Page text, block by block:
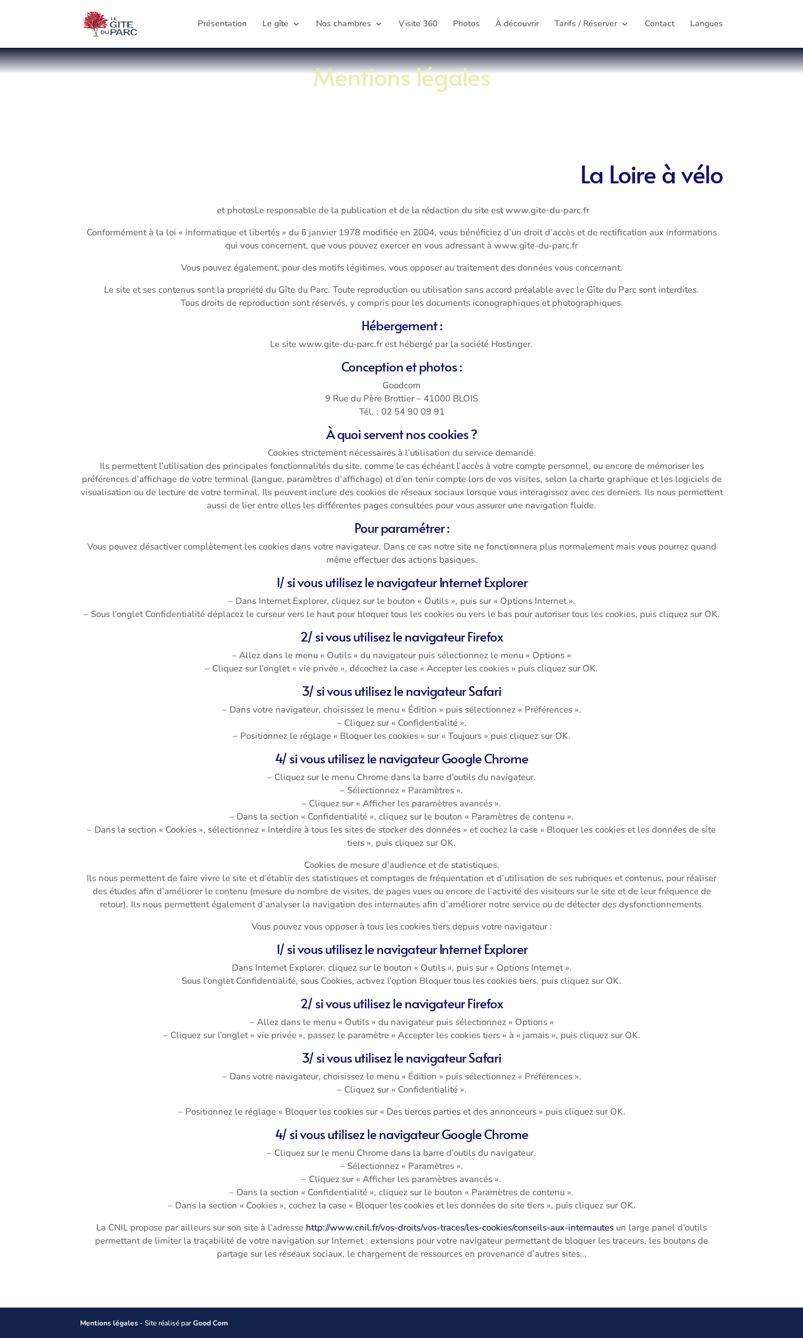
Présentation Le gîte Nos chambres Visite 360 Photos À découvrir Tarifs / Réserver Contact Langues
Mentions légales
La Loire à vélo
et photosLe responsable de la publication et de la rédaction du site est www.gite-du-parc.fr
Conformément à la loi « informatique et libertés » du 6 janvier 1978 modifiée en 2004, vous bénéficiez d’un droit d’accès et de rectification aux informations
qui vous concernent, que vous pouvez exercer en vous adressant à www.gite-du-parc.fr
Vous pouvez également, pour des motifs légitimes, vous opposer au traitement des données vous concernant.
Le site et ses contenus sont la propriété du Gîte du Parc. Toute reproduction ou utilisation sans accord préalable avec le Gîte du Parc sont interdites.
Tous droits de reproduction sont réservés, y compris pour les documents iconographiques et photographiques.
Hébergement :
Le site www.gite-du-parc.fr est hébergé par la société Hostinger.
Conception et photos :
Goodcom
9 Rue du Père Brottier – 41000 BLOIS
Tél. : 02 54 90 09 91
À quoi servent nos cookies ?
Cookies strictement nécessaires à l’utilisation du service demandé.
Ils permettent l’utilisation des principales fonctionnalités du site, comme le cas échéant l’accès à votre compte personnel, ou encore de mémoriser les
préférences d’affichage de votre terminal (langue, paramètres d’affichage) et d’en tenir compte lors de vos visites, selon la charte graphique et les logiciels de
visualisation ou de lecture de votre terminal. Ils peuvent inclure des cookies de réseaux sociaux lorsque vous interagissez avec ces derniers. Ils nous permettent
aussi de lier entre elles les différentes pages consultées pour vous assurer une navigation fluide.
Pour paramétrer :
Vous pouvez désactiver complètement les cookies dans votre navigateur. Dans ce cas notre site ne fonctionnera plus normalement mais vous pourrez quand
même effectuer des actions basiques.
1/ si vous utilisez le navigateur Internet Explorer
– Dans Internet Explorer, cliquez sur le bouton « Outils », puis sur « Options Internet ».
– Sous l’onglet Confidentialité déplacez le curseur vers le haut pour bloquer tous les cookies ou vers le bas pour autoriser tous les cookies, puis cliquez sur OK.
2/ si vous utilisez le navigateur Firefox
– Allez dans le menu « Outils » du navigateur puis sélectionnez le menu « Options »
– Cliquez sur l’onglet « vie privée », décochez la case « Accepter les cookies » puis cliquez sur OK.
3/ si vous utilisez le navigateur Safari
– Dans votre navigateur, choisissez le menu « Édition » puis sélectionnez « Préférences ».
– Cliquez sur « Confidentialité ».
– Positionnez le réglage « Bloquer les cookies » sur « Toujours » puis cliquez sur OK.
4/ si vous utilisez le navigateur Google Chrome
– Cliquez sur le menu Chrome dans la barre d’outils du navigateur.
– Sélectionnez « Paramètres ».
– Cliquez sur « Afficher les paramètres avancés ».
– Dans la section « Confidentialité », cliquez sur le bouton « Paramètres de contenu ».
– Dans la section « Cookies », sélectionnez « Interdire à tous les sites de stocker des données » et cochez la case « Bloquer les cookies et les données de site
tiers », puis cliquez sur OK.
Cookies de mesure d’audience et de statistiques.
Ils nous permettent de faire vivre le site et d’établir des statistiques et comptages de fréquentation et d’utilisation de ses rubriques et contenus, pour réaliser
des études afin d’améliorer le contenu (mesure du nombre de visites, de pages vues ou encore de l’activité des visiteurs sur le site et de leur fréquence de
retour). Ils nous permettent également d’analyser la navigation des internautes afin d’améliorer notre service ou de détecter des dysfonctionnements.
Vous pouvez vous opposer à tous les cookies tiers depuis votre navigateur :
1/ si vous utilisez le navigateur Internet Explorer
Dans Internet Explorer, cliquez sur le bouton « Outils », puis sur « Options Internet ».
Sous l’onglet Confidentialité, sous Cookies, activez l’option Bloquer tous les cookies tiers, puis cliquez sur OK.
2/ si vous utilisez le navigateur Firefox
– Allez dans le menu « Outils » du navigateur puis sélectionnez « Options »
– Cliquez sur l’onglet « vie privée », passez le paramètre « Accepter les cookies tiers » à « jamais », puis cliquez sur OK.
3/ si vous utilisez le navigateur Safari
– Dans votre navigateur, choisissez le menu « Édition » puis sélectionnez « Préférences ».
– Cliquez sur « Confidentialité ».
– Positionnez le réglage « Bloquer les cookies sur « Des tierces parties et des annonceurs » puis cliquez sur OK.
4/ si vous utilisez le navigateur Google Chrome
– Cliquez sur le menu Chrome dans la barre d’outils du navigateur.
– Sélectionnez « Paramètres ».
– Cliquez sur « Afficher les paramètres avancés ».
– Dans la section « Confidentialité », cliquez sur le bouton « Paramètres de contenu ».
– Dans la section « Cookies », cochez la case « Bloquer les cookies et les données de site tiers », puis cliquez sur OK.
La CNIL propose par ailleurs sur son site à l’adresse http://www.cnil.fr/vos-droits/vos-traces/les-cookies/conseils-aux-internautes un large panel d’outils
permettant de limiter la traçabilité de votre navigation sur Internet : extensions pour votre navigateur permettant de bloquer les traceurs, les boutons de
partage sur les réseaux sociaux, le chargement de ressources en provenance d’autres sites…
Mentions légales - Site réalisé parGood Com